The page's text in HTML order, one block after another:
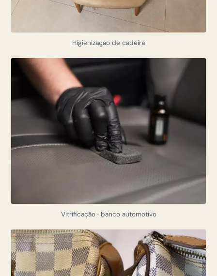
Higienização de cadeira
Vitrificação · banco automotivo